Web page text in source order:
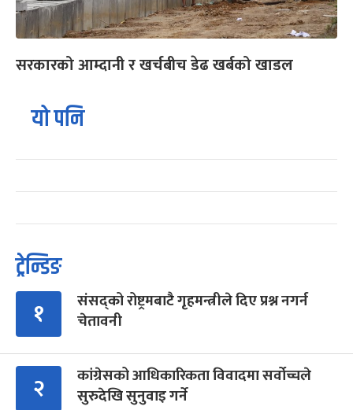
सरकारको आम्दानी र खर्चबीच डेढ खर्बको खाडल
यो पनि
ट्रेन्डिङ
१
संसद्को रोष्ट्रमबाटै गृहमन्त्रीले दिए प्रश्न नगर्न
चेतावनी
२
कांग्रेसको आधिकारिकता विवादमा सर्वोच्चले
सुरुदेखि सुनुवाइ गर्ने